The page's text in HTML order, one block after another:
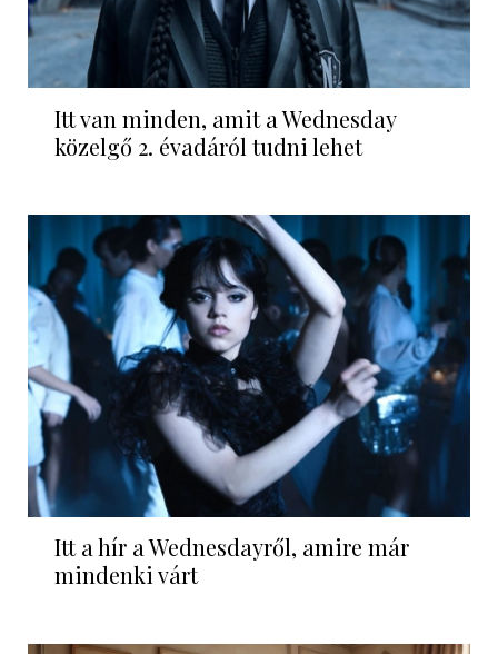
Itt van minden, amit a Wednesday
közelgő 2. évadáról tudni lehet
Itt a hír a Wednesdayről, amire már
mindenki várt